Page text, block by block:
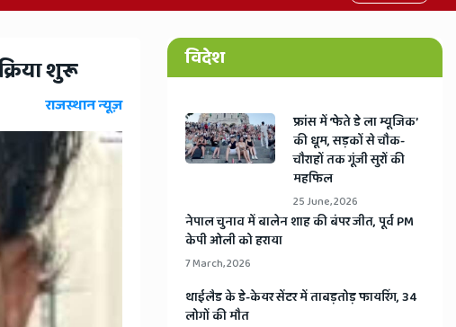
शुरू
राजस्थान न्यूज़
विदेश
​फ्रांस में ‘फेते डे ला म्यूजिक’
की धूम, सड़कों से चौक-
चौराहों तक गूंजी सुरों की
महफिल
25 June, 2026
​नेपाल चुनाव में बालेन शाह की बंपर जीत, पूर्व PM
केपी ओली को हराया
7 March, 2026
​थाईलैड के डे-केयर सेंटर में ताबड़तोड़ फायरिंग, 34
लोगों की मौत